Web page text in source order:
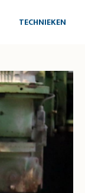
TECHNIEKEN